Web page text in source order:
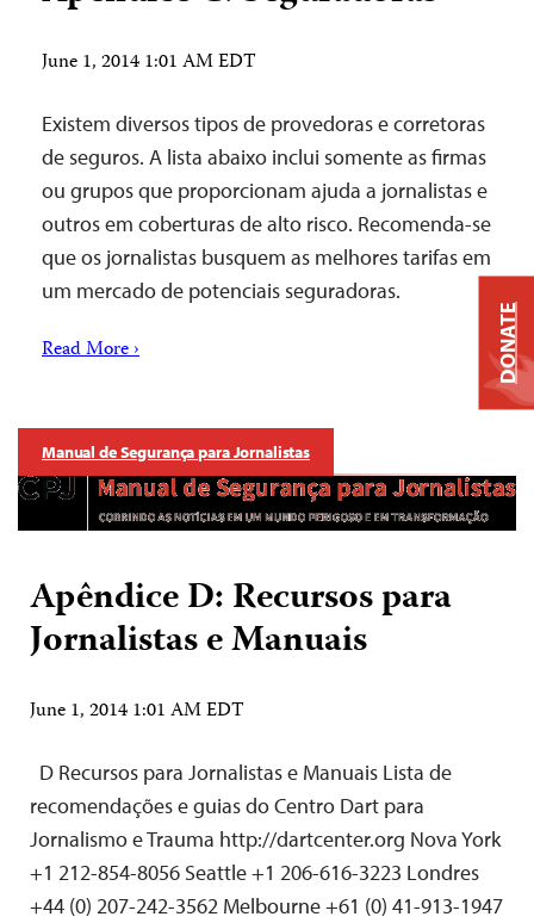
June 1, 2014 1:01 AM EDT
Existem diversos tipos de provedoras e corretoras
de seguros. A lista abaixo inclui somente as firmas
ou grupos que proporcionam ajuda a jornalistas e
outros em coberturas de alto risco. Recomenda-se
que os jornalistas busquem as melhores tarifas em
um mercado de potenciais seguradoras.
Read More ›
Manual de Segurança para Jornalistas
Apêndice D: Recursos para
Jornalistas e Manuais
June 1, 2014 1:01 AM EDT
D Recursos para Jornalistas e Manuais Lista de
recomendações e guias do Centro Dart para
Jornalismo e Trauma http://dartcenter.org Nova York
+1 212-854-8056 Seattle +1 206-616-3223 Londres
+44 (0) 207-242-3562 Melbourne +61 (0) 41-913-1947
DONATE